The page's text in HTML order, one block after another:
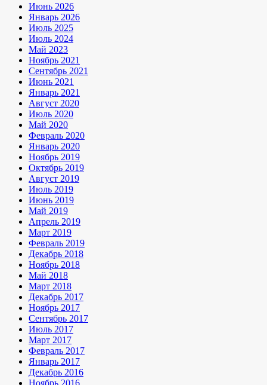
Июнь 2026
Январь 2026
Июль 2025
Июль 2024
Май 2023
Ноябрь 2021
Сентябрь 2021
Июнь 2021
Январь 2021
Август 2020
Июль 2020
Май 2020
Февраль 2020
Январь 2020
Ноябрь 2019
Октябрь 2019
Август 2019
Июль 2019
Июнь 2019
Май 2019
Апрель 2019
Март 2019
Февраль 2019
Декабрь 2018
Ноябрь 2018
Май 2018
Март 2018
Декабрь 2017
Ноябрь 2017
Сентябрь 2017
Июль 2017
Март 2017
Февраль 2017
Январь 2017
Декабрь 2016
Ноябрь 2016